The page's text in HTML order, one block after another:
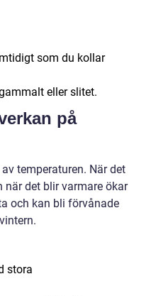
som du kollar
eller slitet.
på
temperaturen. När det
när det blir varmare ökar
och kan bli förvånade
stora